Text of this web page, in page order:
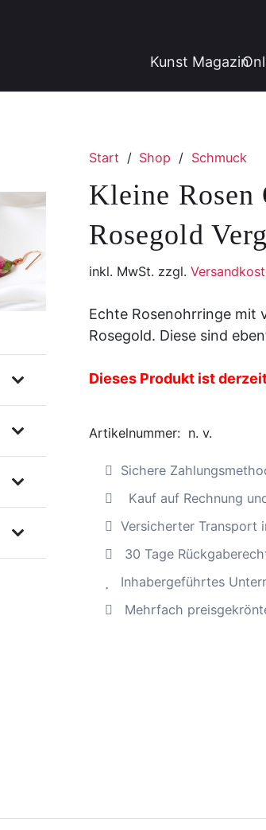
Kunst Magazin
Start / Shop / Schmuck
Kleine Rosen
Rosegold
inkl. MwSt. zzgl.
Echte Rosenohrringe mit
Rosegold. Diese sind
Dieses Produkt ist
Artikelnummer: n. v.
Sichere
Kauf auf Rechnung
Versicherter Transport
30 Tage
Inhabergeführtes
Mehrfach